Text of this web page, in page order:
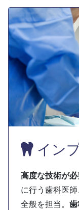
イン
高度な技術が
に行う歯科医
全般を担当。